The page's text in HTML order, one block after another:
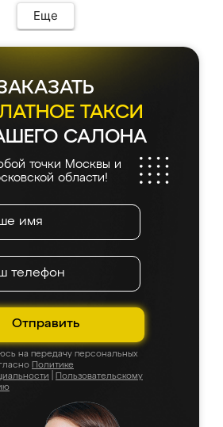
Еще
ТАКСИ
САЛОНА
точки Москвы и
области!
Отправить
на передачу персональных
Политике
Пользовательскому